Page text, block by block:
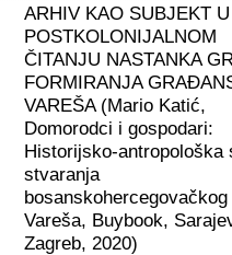
ARHIV KAO SUBJEKT U
POSTKOLONIJALNOM
ČITANJU NASTANKA
FORMIRANJA
VAREŠA (Mario Katić,
Domorodci i gospodari:
Historijsko-antropološka
stvaranja
bosanskohercegovačkog
Vareša, Buybook,
Zagreb, 2020)